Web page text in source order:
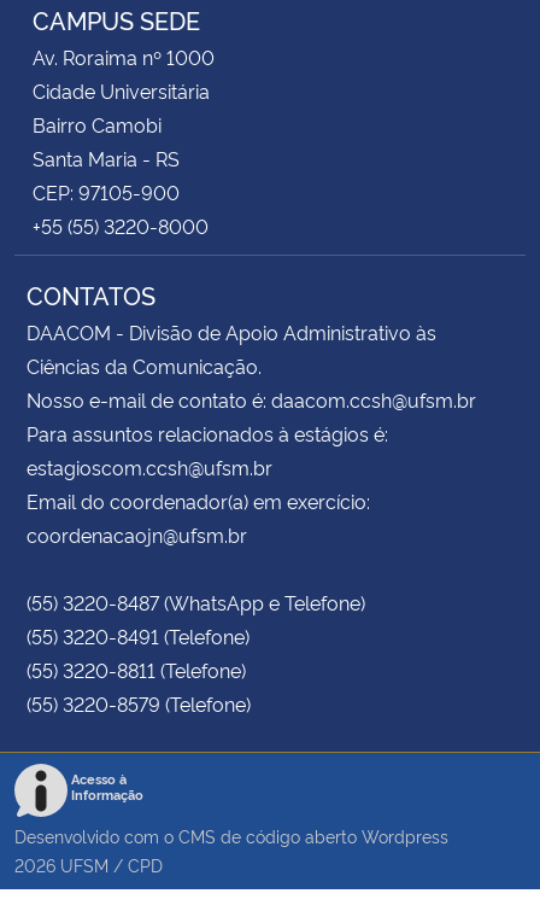
CAMPUS SEDE
Av. Roraima nº 1000
Cidade Universitária
Bairro Camobi
Santa Maria - RS
CEP: 97105-900
+55 (55) 3220-8000
CONTATOS
DAACOM - Divisão de Apoio Administrativo às
Ciências da Comunicação.
Nosso e-mail de contato é: daacom.ccsh@ufsm.br
Para assuntos relacionados à estágios é:
estagioscom.ccsh@ufsm.br
Email do coordenador(a) em exercício:
coordenacaojn@ufsm.br
(55) 3220-8487 (WhatsApp e Telefone)
(55) 3220-8491 (Telefone)
(55) 3220-8811 (Telefone)
(55) 3220-8579 (Telefone)
Acesso à
Informação
Desenvolvido com o CMS de código aberto Wordpress
2026 UFSM / CPD